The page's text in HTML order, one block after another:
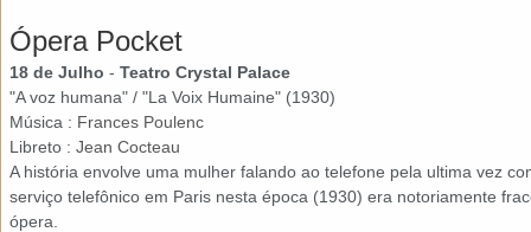
Ópera Pocket
18 de Julho - Teatro Crystal Palace
"A voz humana" / "La Voix Humaine" (1930)
Música : Frances Poulenc
Libreto : Jean Cocteau
A história envolve uma mulher falando ao telefone pela ultima vez
serviço telefônico em Paris nesta época (1930) era notoriamente
ópera.